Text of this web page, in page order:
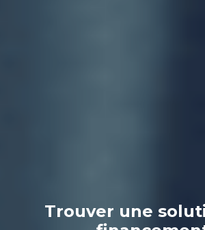
Trouver une